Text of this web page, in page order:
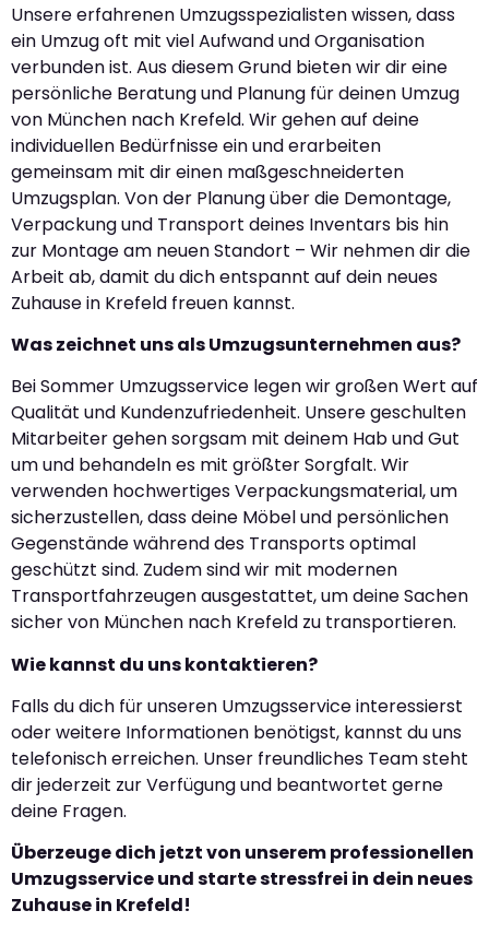
Unsere erfahrenen Umzugsspezialisten wissen, dass
ein Umzug oft mit viel Aufwand und Organisation
verbunden ist. Aus diesem Grund bieten wir dir eine
persönliche Beratung und Planung für deinen Umzug
von München nach Krefeld. Wir gehen auf deine
individuellen Bedürfnisse ein und erarbeiten
gemeinsam mit dir einen maßgeschneiderten
Umzugsplan. Von der Planung über die Demontage,
Verpackung und Transport deines Inventars bis hin
zur Montage am neuen Standort – Wir nehmen dir die
Arbeit ab, damit du dich entspannt auf dein neues
Zuhause in Krefeld freuen kannst.
Was zeichnet uns als Umzugsunternehmen aus?
Bei Sommer Umzugsservice legen wir großen Wert auf
Qualität und Kundenzufriedenheit. Unsere geschulten
Mitarbeiter gehen sorgsam mit deinem Hab und Gut
um und behandeln es mit größter Sorgfalt. Wir
verwenden hochwertiges Verpackungsmaterial, um
sicherzustellen, dass deine Möbel und persönlichen
Gegenstände während des Transports optimal
geschützt sind. Zudem sind wir mit modernen
Transportfahrzeugen ausgestattet, um deine Sachen
sicher von München nach Krefeld zu transportieren.
Wie kannst du uns kontaktieren?
Falls du dich für unseren Umzugsservice interessierst
oder weitere Informationen benötigst, kannst du uns
telefonisch erreichen. Unser freundliches Team steht
dir jederzeit zur Verfügung und beantwortet gerne
deine Fragen.
Überzeuge dich jetzt von unserem professionellen
Umzugsservice und starte stressfrei in dein neues
Zuhause in Krefeld!